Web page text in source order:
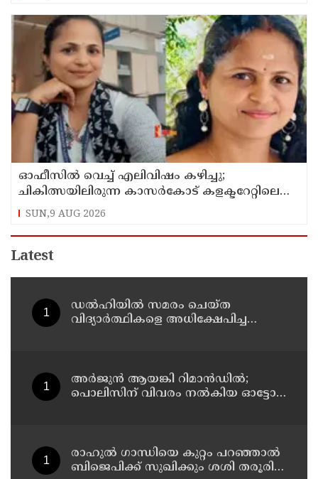
ഓഫീസില്‍ വെച്ച് എലിവിഷം കഴിച്ചു;
ചികിത്സയിലിരുന്ന കാസര്‍കോട് കളക്ടറേറ്റിലെ
സീനിയര്‍ ക്ലര്‍ക്ക് മരിച്ചു
SUN,9 AUG 2026
Latest
ഡൽഹിയിൽ സമരം ചെയ്ത
വിദ്യാർത്ഥികളെ അധിക്ഷേപിച്ച
അര്‍ജുന്‍ ആയങ്കി റിമാന്‍ഡില്‍;
പൊലിസിന് വിവരം നൽകിയ ഓട്ടോ
രാഹുല്‍ ഗാന്ധിയെ കുറ്റം പറഞ്ഞാല്‍
ബിജെപിക്ക് സുഖിക്കും ശശി തരൂരിന്